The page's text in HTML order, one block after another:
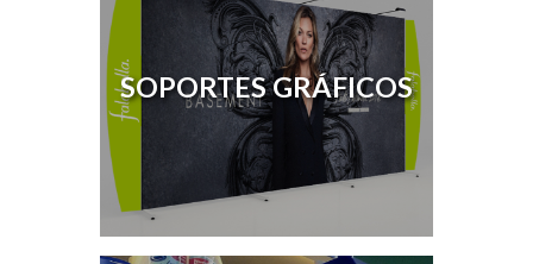
SOPORTES GRÁFICOS